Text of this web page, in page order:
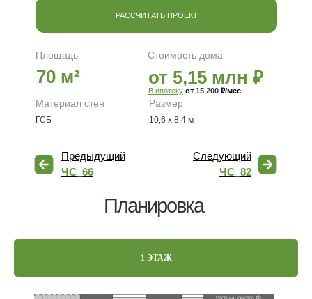
В ипотеку от 15 200 ₽/мес
70 м²
Площадь
ГСБ
Материал стен
РАССЧИТАТЬ ПРОЕКТ
от 5,15 млн ₽
Стоимость дома
Размер
10,6 х 8,4 м
Следующий
ЧС_82
Предыдущий
ЧС_66
Планировка
1 ЭТАЖ